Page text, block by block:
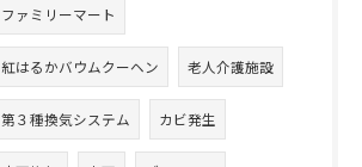
ファミリーマート
紅はるかバウムクーヘン 老人介護施設
第３種換気システム カビ発生